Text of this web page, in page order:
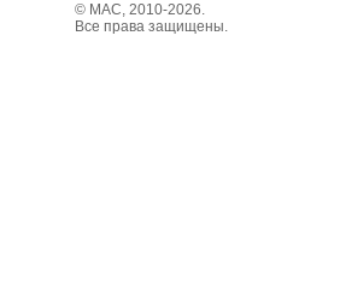
© МАС, 2010-2026.
Все права защищены.